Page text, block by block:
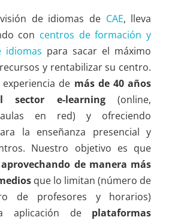
de idiomas de CAE, lleva
con centros de formación y
idiomas para sacar el máximo
y rentabilizar su centro.
de más de 40 años
sector e-learning(online,
en red) y ofreciendo
la enseñanza presencial y
Nuestro objetivo es que
de manera más
que lo limitan (número de
de profesores y horarios)
aplicación de plataformas